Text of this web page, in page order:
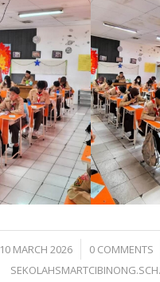
10 MARCH 2026
/ 0 COMMENTS
/